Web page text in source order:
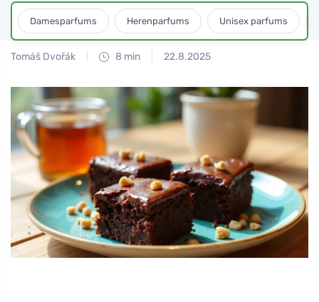
Damesparfums Herenparfums Unisex parfums
Tomáš Dvořák 8 min 22.8.2025